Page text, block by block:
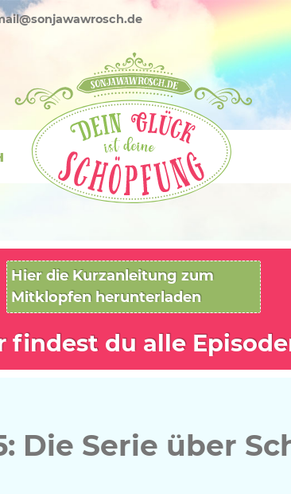
Hier die Kurzanleitung zum
Mitklopfen herunterladen
findest du alle
Die Serie über